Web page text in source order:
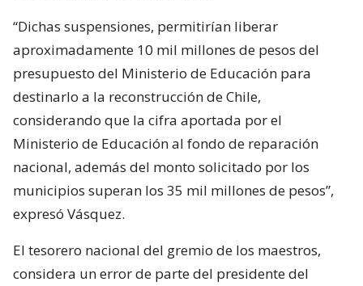
“Dichas suspensiones, permitirían liberar
aproximadamente 10 mil millones de pesos del
presupuesto del Ministerio de Educación para
destinarlo a la reconstrucción de Chile,
considerando que la cifra aportada por el
Ministerio de Educación al fondo de reparación
nacional, además del monto solicitado por los
municipios superan los 35 mil millones de pesos”,
expresó Vásquez.
El tesorero nacional del gremio de los maestros,
considera un error de parte del presidente del